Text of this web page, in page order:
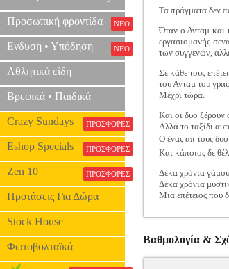
Προσωπική φροντίδα ΝΕΟ
Ενδυση • Υπόδηση ΝΕΟ
Αθλητικά είδη
Βρεφικά • Παιδικά
Crazy Sundays ΠΡΟΣΦΟΡΕΣ
Eshop Specials ΠΡΟΣΦΟΡΕΣ
Zen 10 ΠΡΟΣΦΟΡΕΣ
Προτάσεις Για Δώρα
Stock House
Φωτοβολταϊκά
Τα πράγματα δεν
Όταν ο Ανταμ και
εργασιομανής
των συγγενών,
Σε κάθε τους
του Ανταμ του
Μέχρι τώρα.
Και οι δυο ξέρουν
Αλλά το ταξίδι
Ο ένας απ τους
Και κάποιος δε
Δέκα χρόνια γάμου
Δέκα χρόνια
Μια επέτειος που
Βαθμολογία &